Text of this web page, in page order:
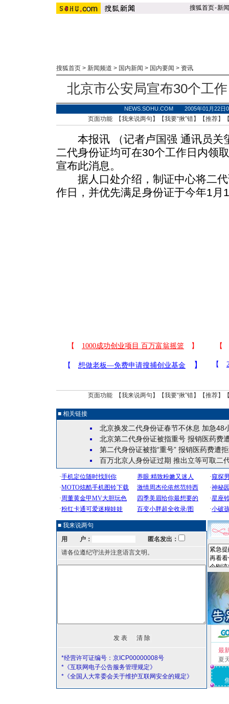
搜狐首页-新闻
搜狐首页 > 新闻频道 > 国内新闻 > 国内要闻 > 资讯
北京市公安局宣布30个工
NEWS.SOHU.COM 2005年01月22
页面功能 【我来说两句 】【我要“揪”错】【推荐】
本报讯 （记者卢国强 通讯员关
二代身份证均可在30个工作日内领
宣布此消息。
据人口处介绍，制证中心将二代
作日，并优先满足身份证于今年1月
页面功能 【我来说两句 】【我要“揪”错】【推荐】
■ 相关链接
北京换发二代身份证春节不休息 加急48
北京第二代身份证被指重号 报销医药费
第二代身份证被指“重号” 报销医药费遭
百万北京人身份证过期 推出立等可取二
■ 我来说两句
用 户：
匿名发出：
请各位遵纪守法并注意语言文明。
*经营许可证编号：京ICP00000008号
*《互联网电子公告服务管理规定》
*《全国人大常委会关于维护互联网安全的规定》
最
夏